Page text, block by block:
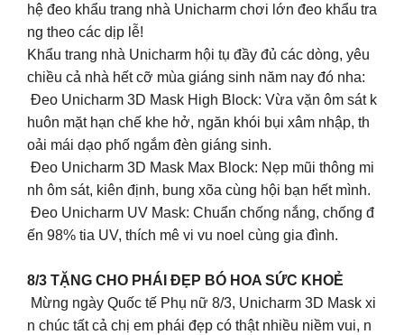
hệ đeo khẩu trang nhà Unicharm chơi lớn đeo khẩu tra
ng theo các dịp lễ!
Khẩu trang nhà Unicharm hội tụ đầy đủ các dòng, yêu
chiều cả nhà hết cỡ mùa giáng sinh năm nay đó nha:
Đeo Unicharm 3D Mask High Block: Vừa vặn ôm sát k
huôn mặt hạn chế khe hở, ngăn khói bụi xâm nhập, th
oải mái dạo phố ngắm đèn giáng sinh.
Đeo Unicharm 3D Mask Max Block: Nẹp mũi thông mi
nh ôm sát, kiên định, bung xõa cùng hội bạn hết mình.
Đeo Unicharm UV Mask: Chuẩn chống nắng, chống đ
ến 98% tia UV, thích mê vi vu noel cùng gia đình.
8/3 TẶNG CHO PHÁI ĐẸP BÓ HOA SỨC KHOẺ
Mừng ngày Quốc tế Phụ nữ 8/3, Unicharm 3D Mask xi
n chúc tất cả chị em phái đẹp có thật nhiều niềm vui, n